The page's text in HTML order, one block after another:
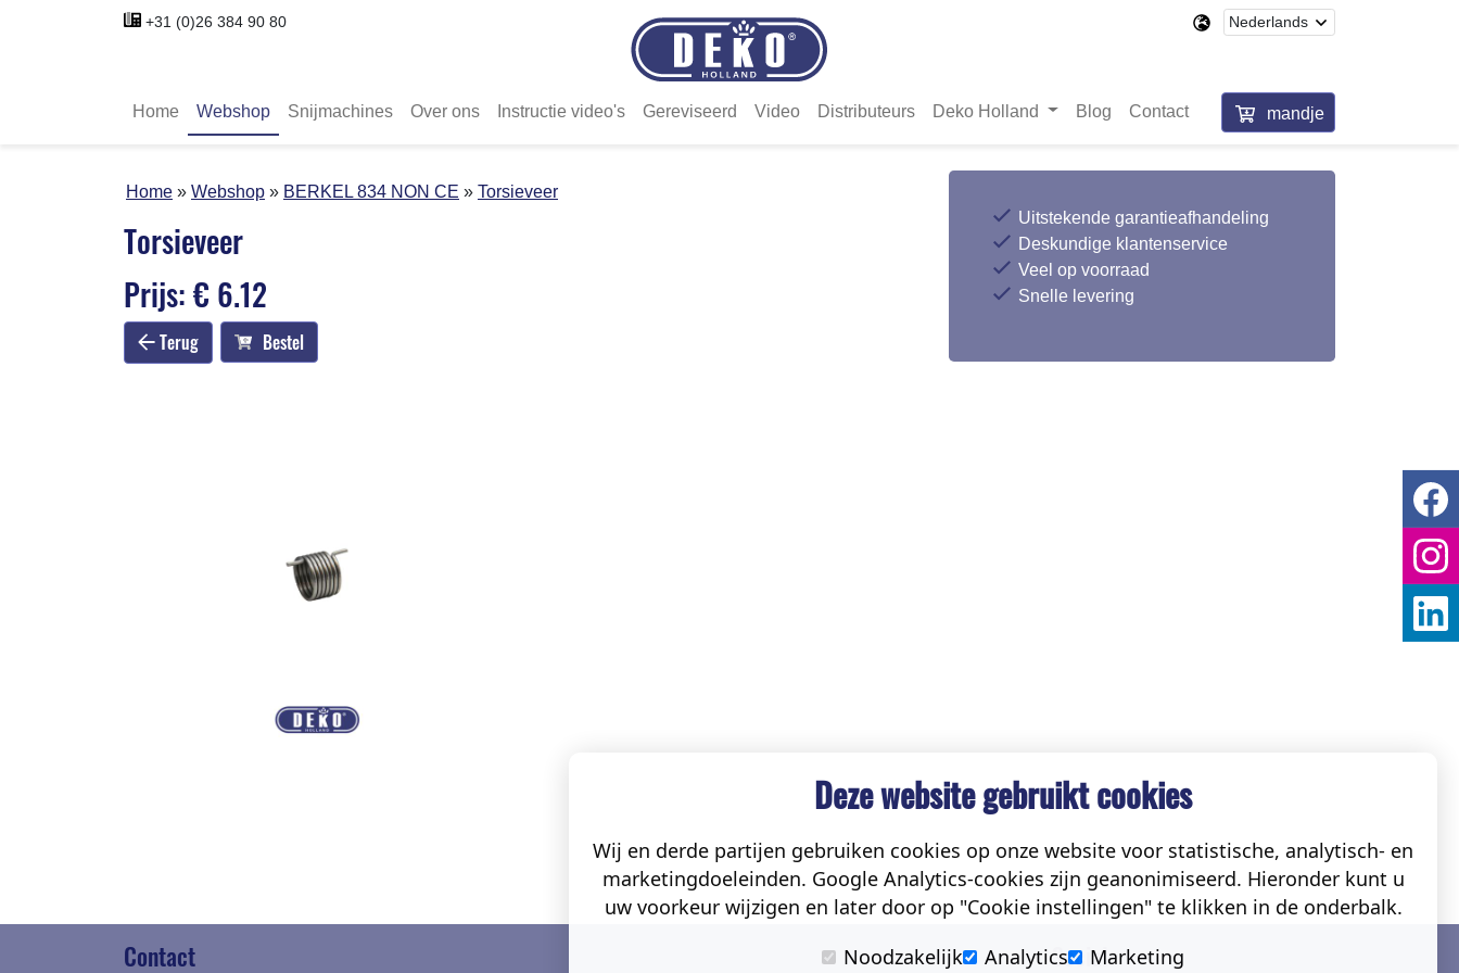
+31 (0)26 384 90 80
Home Webshop Snijmachines Over ons Instructie video's Gereviseerd Video Distributeurs Deko Holland Blog Contact mandje
Home Webshop BERKEL 834 NON CE Torsieveer
Torsieveer
Prijs: € 6.12
Terug Bestel
Uitstekende garantieafhandeling
Deskundige klantenservice
Veel op voorraad
Snelle levering
Contact Social
Deze website gebruikt cookies
Wij en derde partijen gebruiken cookies op onze website voor statistische, analytisch- en
marketingdoeleinden. Google Analytics-cookies zijn geanonimiseerd. Hieronder kunt u
uw voorkeur wijzigen en later door op "Cookie instellingen" te klikken in de onderbalk.
Noodzakelijk
Analytics Marketing